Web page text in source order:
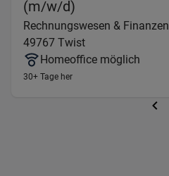
(m/w/d)
Rechnungswesen & Finanzen
49767 Twist
Homeoffice möglich
30+ Tage her